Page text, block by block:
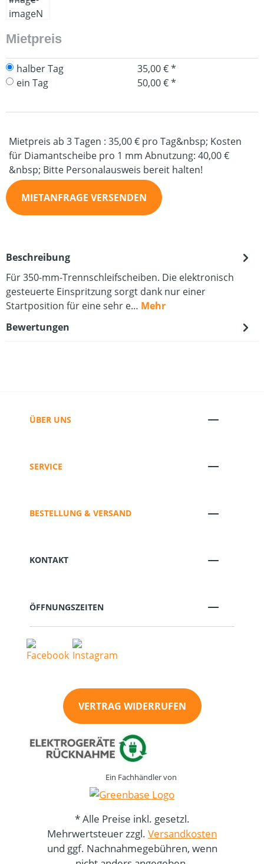
Mietpreis
halber Tag
35,00 € *
ein Tag
50,00 € *
Mietpreis ab 3 Tagen : 35,00 € pro Tag&nbsp; Kosten
für Diamantscheibe pro 1 mm Abnutzung: 40,00 €
&nbsp; Bitte Personalausweis bereit halten!
MIETANFRAGE VERSENDEN
Beschreibung
Für 350-mm-Trennschleifscheiben. Die elektronisch
gesteuerte Einspritzung sorgt dank nur einer
Startposition für eine sehr e… Mehr
Bewertungen
ÜBER UNS
SERVICE
BESTELLUNG & VERSAND
KONTAKT
ÖFFNUNGSZEITEN
VERTRAG WIDERRUFEN
Ein Fachhändler von
* Alle Preise inkl. gesetzl.
Mehrwertsteuer zzgl. Versandkosten
und ggf. Nachnahmegebühren, wenn